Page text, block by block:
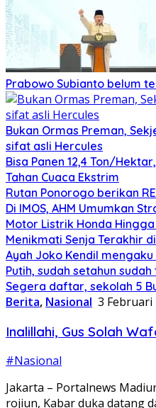
Prabowo Subianto belum
Bukan Ormas Preman,
sifat asli Hercules
Bisa Panen 12,4 Ton/
Tahan Cuaca Ekstrim
Rutan Ponorogo berikan
Di IMOS, AHM Umumkan
Motor Listrik Honda Hingga
Menikmati Senja Terakhir
Ayah Joko Kendil
Putih, sudah setahun
Segera daftar, sekolah 5
Berita, Nasional 3 Februari
Inalillahi, Gus Solah
#Nasional
Jakarta – Portalnews
rojiun, Kabar duka datang